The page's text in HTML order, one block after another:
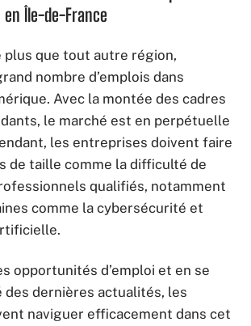
Île-de-France
plus que tout autre région,
nombre d’emplois dans
Avec la montée des cadres
le marché est en perpétuelle
les entreprises doivent faire
de taille comme la difficulté de
qualifiés, notamment
comme la cybersécurité et
opportunités d’emploi et en se
dernières actualités, les
naviguer efficacement dans cet